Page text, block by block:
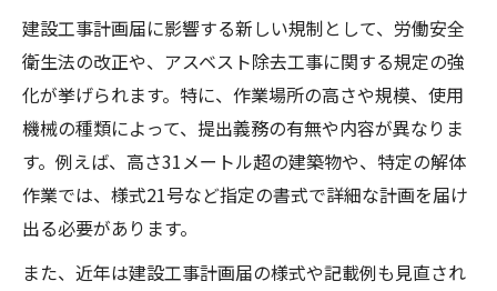
建設工事計画届に影響する新しい規制として、労働安全
衛生法の改正や、アスベスト除去工事に関する規定の強
化が挙げられます。特に、作業場所の高さや規模、使用
機械の種類によって、提出義務の有無や内容が異なりま
す。例えば、高さ31メートル超の建築物や、特定の解体
作業では、様式21号など指定の書式で詳細な計画を届け
出る必要があります。
また、近年は建設工事計画届の様式や記載例も見直され